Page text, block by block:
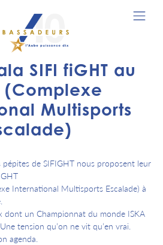
SIFI fiGHT au
(Complexe
Multisports
de SIFIGHT nous proposent leur
International Multisports Escalade) à
dont un Championnat du monde ISKA
tension qu’on ne vit qu’en vrai.
agenda.